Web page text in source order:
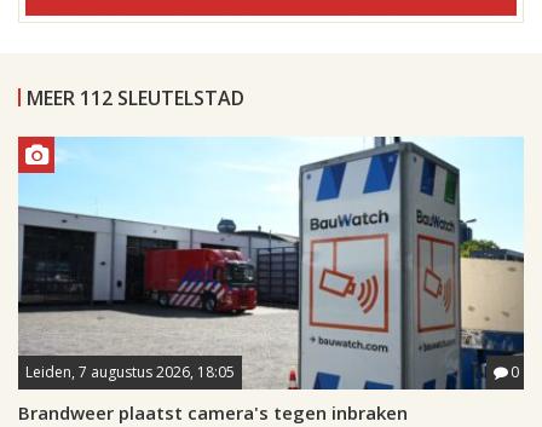
MEER 112 SLEUTELSTAD
Leiden, 7 augustus 2026, 18:05 0
Brandweer plaatst camera's tegen inbraken